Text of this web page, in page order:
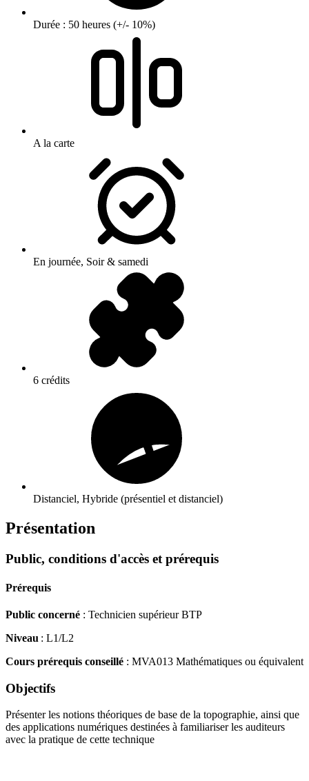
Durée : 50 heures (+/- 10%)
A la carte
En journée, Soir & samedi
6 crédits
Distanciel, Hybride (présentiel et distanciel)
Présentation
Public, conditions d'accès et prérequis
Prérequis
Public concerné : Technicien supérieur BTP
Niveau : L1/L2
Cours prérequis conseillé : MVA013 Mathématiques ou équivalent
Objectifs
Présenter les notions théoriques de base de la topographie, ainsi que
des applications numériques destinées à familiariser les auditeurs
avec la pratique de cette technique